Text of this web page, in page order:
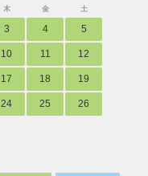
木 金 土
3 4 5
10 11 12
17 18 19
24 25 26